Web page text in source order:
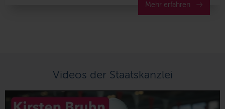
Mehr erfahren
Videos der Staatskanzlei